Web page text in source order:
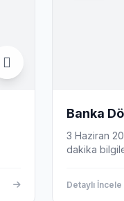
Banka
3 Haziran
dakika
Detaylı İncele